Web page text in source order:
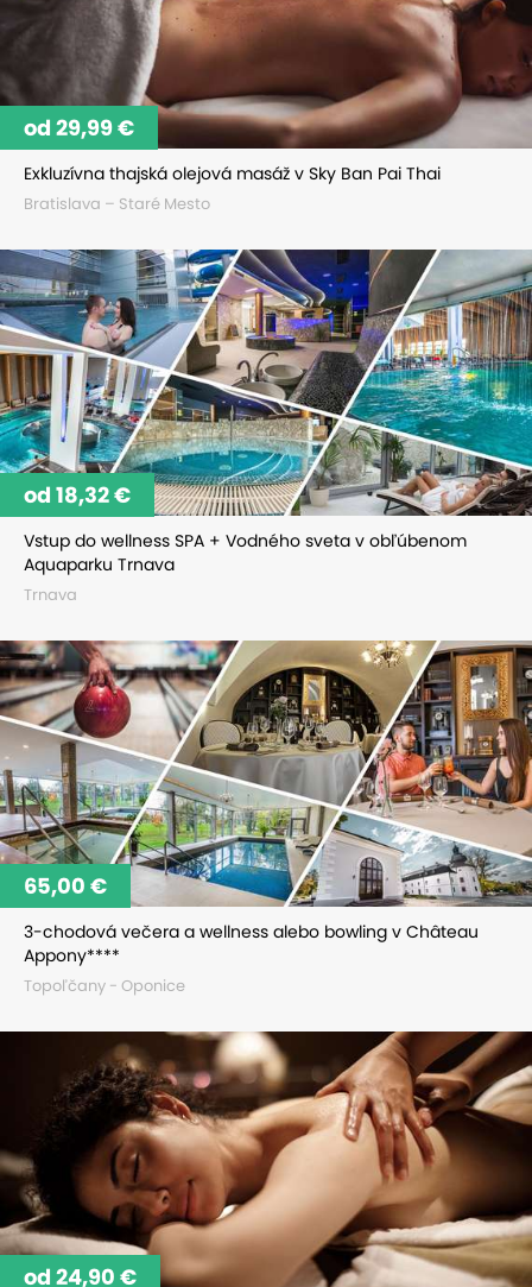
Exkluzívna thajská olejová masáž v Sky Ban Pai Thai
Bratislava – Staré Mesto
od 29,99 €
Vstup do wellness SPA + Vodného sveta v obľúbenom
Aquaparku Trnava
Trnava
od 18,32 €
3-chodová večera a wellness alebo bowling v Château
Appony****
Topoľčany - Oponice
65,00 €
od 24,90 €